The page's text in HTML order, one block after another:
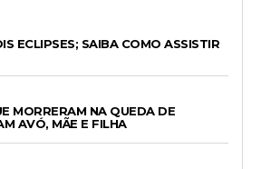
ECLIPSES; SAIBA COMO ASSISTIR
MORRERAM NA QUEDA DE
AVÓ, MÃE E FILHA